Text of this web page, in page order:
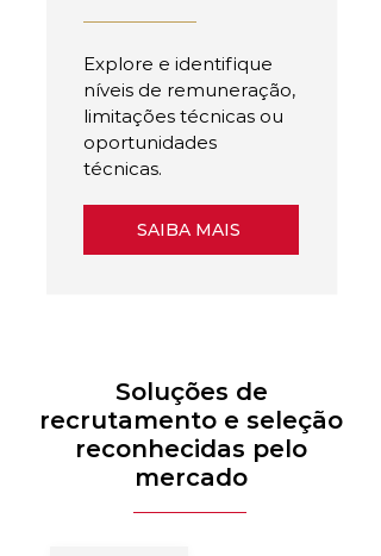
Explore e identifique
níveis de remuneração,
limitações técnicas ou
oportunidades
técnicas.
SAIBA MAIS
Soluções de
recrutamento e seleção
reconhecidas pelo
mercado